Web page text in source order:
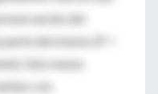
del
del mismo (P =
Seis meses
con